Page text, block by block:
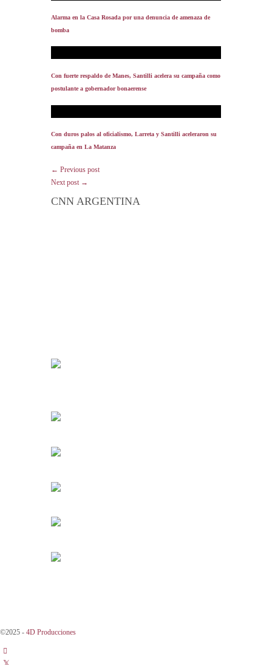
Alarma en la Casa Rosada por una denuncia de amenaza de
bomba
Con fuerte respaldo de Manes, Santilli acelera su campaña como
postulante a gobernador bonaerense
Con duros palos al oficialismo, Larreta y Santilli aceleraron su
campaña en La Matanza
← Previous post
Next post →
CNN ARGENTINA
©2025 - 4D Producciones